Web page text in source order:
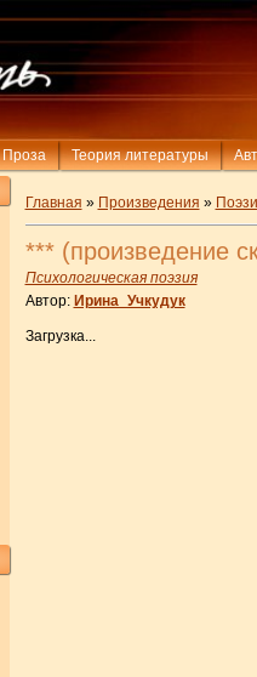
Проза Теория литературы
Главная » Произведения »
*** (произведение
Психологическая поэзия
Автор: Ирина_Учкудук
Загрузка...